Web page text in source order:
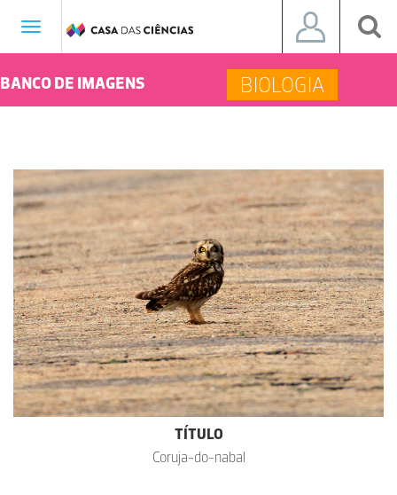
Toggle
BANCO DE IMAGENS BIOLOGIA
TÍTULO
Coruja-do-nabal